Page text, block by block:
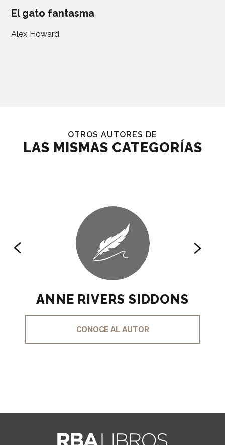
El gato fantasma
Alex Howard
OTROS AUTORES DE
LAS MISMAS CATEGORÍAS
ANNE RIVERS SIDDONS
CONOCE AL AUTOR